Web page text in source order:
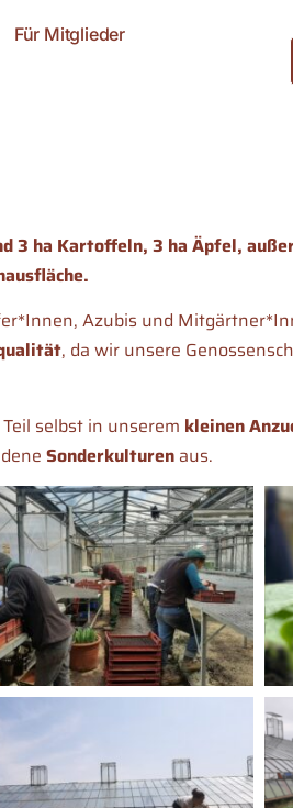
Für Mitglieder
3 ha Kartoffeln, 3 ha Äpfel,
Azubis und
, da wir unsere
selbst in unserem kleinen
Sonderkulturen aus.